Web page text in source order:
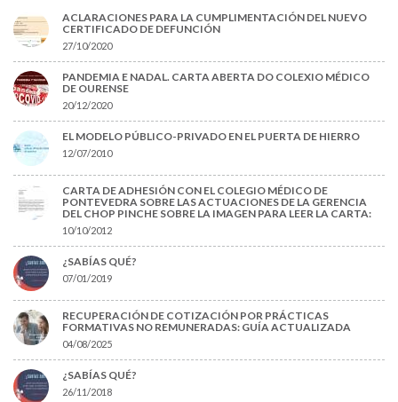
ACLARACIONES PARA LA CUMPLIMENTACIÓN DEL NUEVO
CERTIFICADO DE DEFUNCIÓN
27/10/2020
PANDEMIA E NADAL. CARTA ABERTA DO COLEXIO MÉDICO
DE OURENSE
20/12/2020
EL MODELO PÚBLICO-PRIVADO EN EL PUERTA DE HIERRO
12/07/2010
CARTA DE ADHESIÓN CON EL COLEGIO MÉDICO DE
PONTEVEDRA SOBRE LAS ACTUACIONES DE LA GERENCIA
DEL CHOP PINCHE SOBRE LA IMAGEN PARA LEER LA CARTA:
10/10/2012
¿SABÍAS QUÉ?
07/01/2019
RECUPERACIÓN DE COTIZACIÓN POR PRÁCTICAS
FORMATIVAS NO REMUNERADAS: GUÍA ACTUALIZADA
04/08/2025
¿SABÍAS QUÉ?
26/11/2018